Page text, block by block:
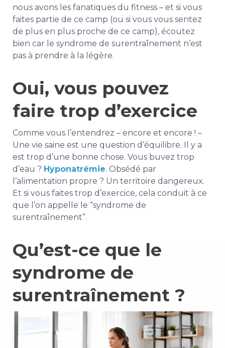
nous avons les fanatiques du fitness – et si vous
faites partie de ce camp (ou si vous vous sentez
de plus en plus proche de ce camp), écoutez
bien car le syndrome de surentraînement n’est
pas à prendre à la légère.
Oui, vous pouvez
faire trop d’exercice
Comme vous l’entendrez – encore et encore ! –
Une vie saine est une question d’équilibre. Il y a
est trop d’une bonne chose. Vous buvez trop
d’eau ? Hyponatrémie. Obsédé par
l’alimentation propre ? Un territoire dangereux.
Et si vous faites trop d’exercice, cela conduit à ce
que l’on appelle le “syndrome de
surentraînement”.
Qu’est-ce que le
syndrome de
surentraînement ?